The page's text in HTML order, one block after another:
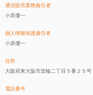
通信販売業務責任者
小原優一
個人情報保護責任者
小原優一
住所
大阪府東大阪市箕輪二丁目５番２５号
電話番号